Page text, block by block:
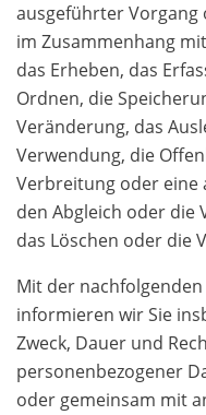
ausgeführter Vorgang
im Zusammenhang
das Erheben, das
Ordnen, die
Veränderung, das
Verwendung, die
Verbreitung oder eine
den Abgleich oder die
das Löschen oder die
Mit der
informieren wir Sie
Zweck, Dauer und
personenbezogener
oder gemeinsam mit